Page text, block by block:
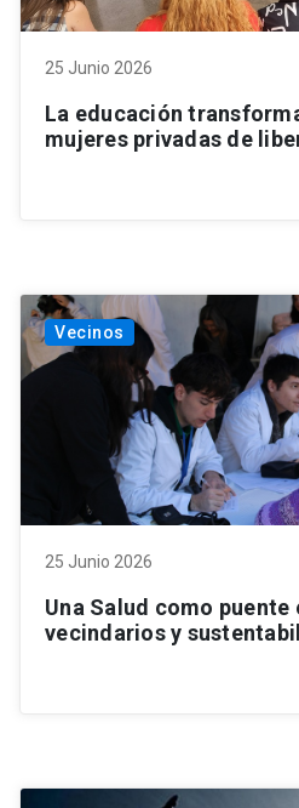
25 Junio 2026
La educación
mujeres privadas de
Vecinos
25 Junio 2026
Una Salud como
vecindarios y